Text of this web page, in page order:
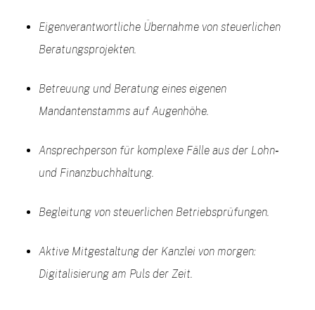
Eigenverantwortliche Übernahme von steuerlichen
Beratungsprojekten.
Betreuung und Beratung eines eigenen
Mandantenstamms auf Augenhöhe.
Ansprechperson für komplexe Fälle aus der Lohn‑
und Finanzbuchhaltung.
Begleitung von steuerlichen Betriebsprüfungen.
Aktive Mitgestaltung der Kanzlei von morgen:
Digitalisierung am Puls der Zeit.